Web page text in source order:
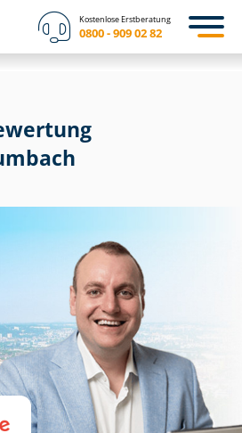
Kostenlose Erstberatung
0800 - 909 02 82